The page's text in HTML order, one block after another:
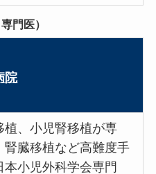
門医）
院
植、小児腎移植が専
腎臓移植など高難度手
小児外科学会専門